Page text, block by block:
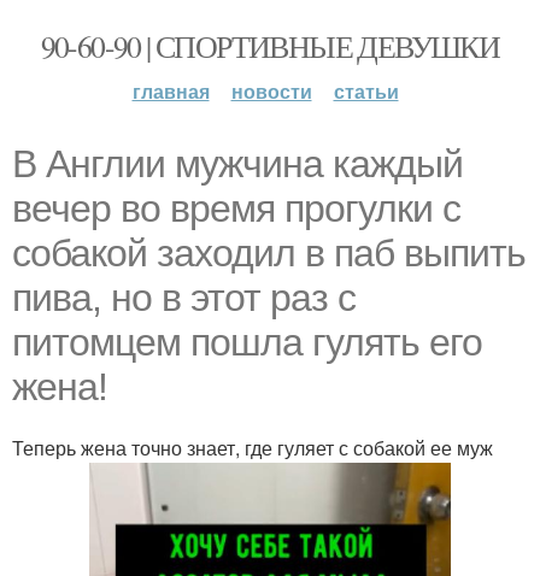
90-60-90 | СПОРТИВНЫЕ ДЕВУШКИ
главная новости статьи
В Англии мужчина каждый
вечер во время прогулки с
собакой заходил в паб выпить
пива, но в этот раз с
питомцем пошла гулять его
жена!
Теперь жена точно знает, где гуляет с собакой ее муж